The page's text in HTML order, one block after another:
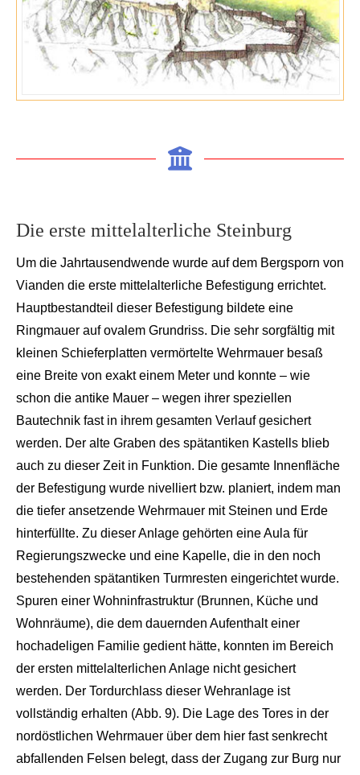
Die erste mittelalterliche Steinburg
Um die Jahrtausendwende wurde auf dem Bergsporn von
Vianden die erste mittelalterliche Befestigung errichtet.
Hauptbestandteil dieser Befestigung bildete eine
Ringmauer auf ovalem Grundriss. Die sehr sorgfältig mit
k leinen Schieferplatten vermörtelte Wehrmauer besaß
eine Breite von exakt einem Meter und konnte – wie
schon die antike Mauer – wegen ihrer speziell en
Bautechnik fast in ihrem gesamten Verlauf gesichert
werden. Der alte Graben des spätantiken Kastells blieb
auch zu dieser Zeitin Funktion. Die gesamte Innenfläche
der Befestigung wurde nivelliert bzw. planiert, indem man
die tiefer ansetzende Wehrmauer mit Steinen und Erde
hinterfüllte. Zu dieser Anlage gehörten eine Aula für
Regierungszwecke und eine Kapelle, die in den noch
bestehenden spätantiken Turmresten eingerichtet wurde.
Spuren einer Wohninfrastruktur (Brunnen, Küche und
Wohnräume), die dem dauernden Aufenthalt einer
hochadeligen Familie gedient hätte, konnten im Bereich
der ersten mittelalterlichen An lage nicht gesichert
werden. Der Tordurchlass dieser Wehranlage ist
vollständig erhalten (Abb. 9). Die Lage des Tores in der
nordöstlichen Wehrmauer über dem hier fast senkrecht
abfallenden Felsen be legt, dass der Zugang zur Burg nur